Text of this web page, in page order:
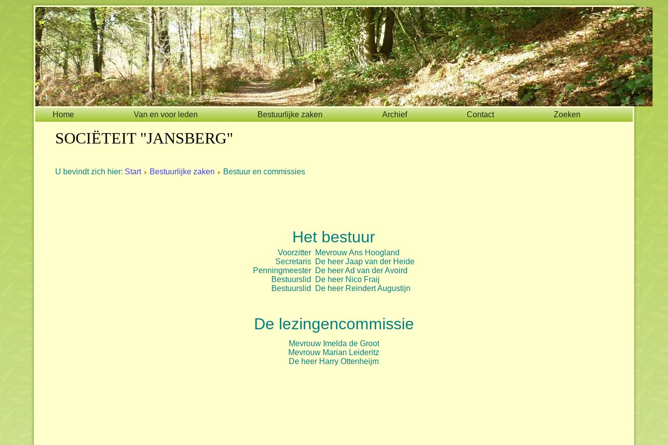
Home Van en voor leden Bestuurlijke zaken Archief Contact Zoeken
SOCIËTEIT "JANSBERG"
U bevindt zich hier: Start Bestuurlijke zaken Bestuur en commissies
Het bestuur
Voorzitter
Secretaris
Penningmeester
Bestuurslid
Bestuurslid
Mevrouw Ans Hoogland
De heer Jaap van der Heide
De heer Ad van der Avoird
De heer Nico Fraij
De heer Reindert Augustijn
De lezingencommissie
Mevrouw Imelda de Groot
Mevrouw Marian Leideritz
De heer Harry Ottenheijm